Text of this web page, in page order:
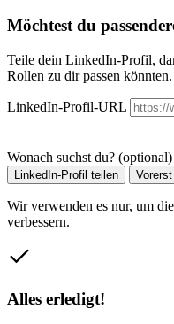
Möchtest du
Teile dein LinkedIn-Profil,
Rollen zu dir passen
LinkedIn-Profil-URL
Wonach suchst du? (optional)
LinkedIn-Profil teilen
Wir verwenden es nur, um
verbessern.
Alles erledigt!